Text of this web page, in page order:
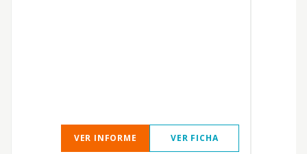
VER INFORME VER FICHA